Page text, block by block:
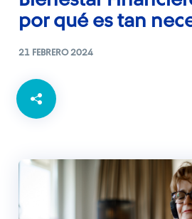
por qué es tan
21 FEBRERO 2024